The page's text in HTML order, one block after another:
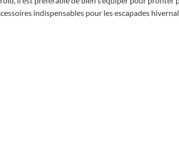
indispensables pour les escapades